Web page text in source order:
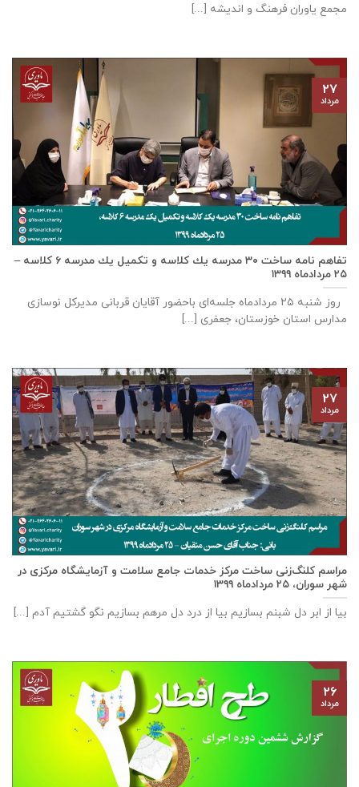
مجمع یاوران فرهنگ و اندیشه [...]
تفاهم نامه ساخت ٣٠ مدرسه يك كلاسه و تكميل يك مدرسه ٦ كلاسه –
۲۵ مردادماه ۱۳۹۹
روز شنبه ۲۵ مردادماه جلسه‌ای باحضور آقايان قربانی مديركل نوسازی
مدارس استان خوزستان، جعفری [...]
۲۷
مرداد
مراسم کلنگ‌زنی ساخت مرکز خدمات جامع سلامت و آزمایشگاه مرکزی در
شهر سوران، ۲۵ مردادماه ۱۳۹۹
بیا از ابر دل شبنم بسازیم بیا از درد دل مرهم بسازیم نگو گشتیم آدم [...]
۲۷
مرداد
۲۶
مرداد